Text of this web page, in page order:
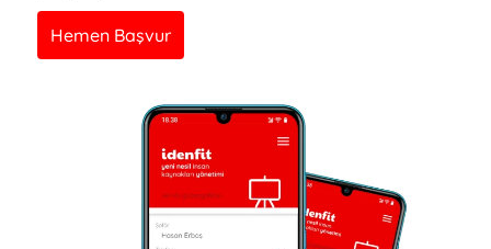
Hemen Başvur